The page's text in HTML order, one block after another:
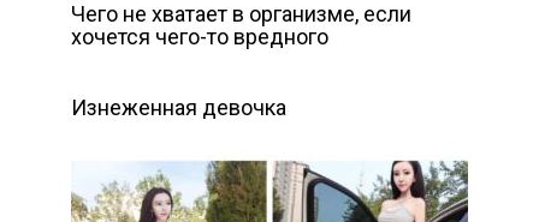
Чего не хватает в организме, если
хочется чего-то вредного
Изнеженная девочка